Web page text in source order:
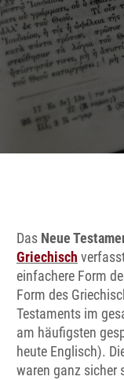
Das Neue
Griechisch
einfachere Form
Form des
Testaments im
am häufigsten
heute Englisch).
waren ganz sicher